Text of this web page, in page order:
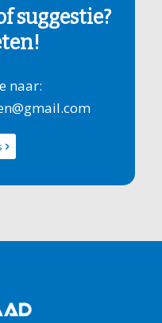
suggestie?
naar: